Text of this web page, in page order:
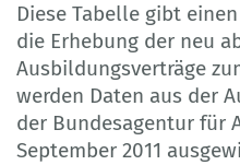
Diese Tabelle gibt
die Erhebung der neu
Ausbildungsverträge
werden Daten aus der
der Bundesagentur für
September 2011